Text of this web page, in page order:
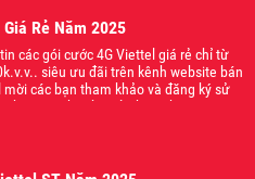
Rẻ Năm 2025
các gói cước 4G Viettel giá rẻ chỉ từ
siêu ưu đãi trên kênh website bán
mời các bạn tham khảo và đăng ký sử
hợp với nhu cầu của bạn nhé.